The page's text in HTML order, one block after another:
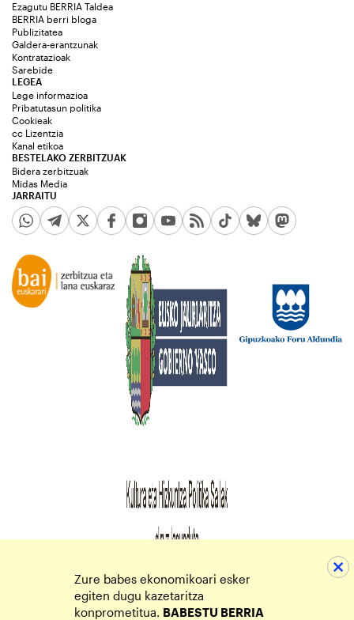
Ezagutu BERRIA Taldea
BERRIA berri bloga
Publizitatea
Galdera-erantzunak
Kontratazioak
Sarebide
JARRAITU
LEGEA
Lege informazioa
Pribatutasun politika
Cookieak
cc Lizentzia
Kanal etikoa
BESTELAKO ZERBITZUAK
Bidera zerbitzuak
Midas Media
Zure babes ekonomikoari esker
egiten dugu kazetaritza
konprometitua. BABESTU BERRIA